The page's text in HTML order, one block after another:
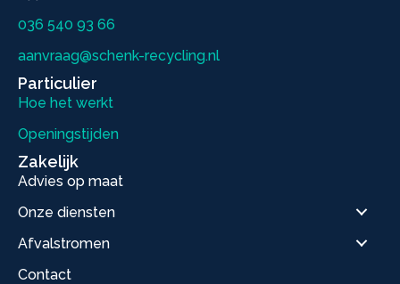
036 540 93 66
aanvraag@schenk-recycling.nl
Particulier
Hoe het werkt
Openingstijden
Zakelijk
Advies op maat
Onze diensten
Afvalstromen
Contact